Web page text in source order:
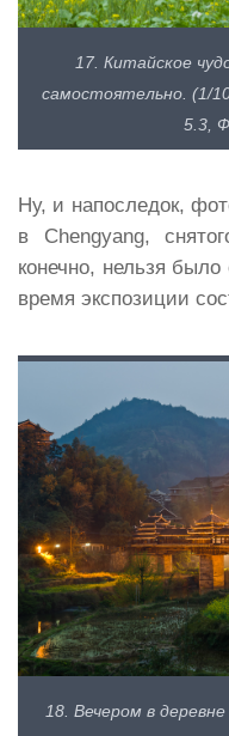
17. Китайское
самостоятельно. (1/
5.3,
Ну, и напоследок,
в Chengyang,
конечно, нельзя
время экспозиции
18. Вечером в